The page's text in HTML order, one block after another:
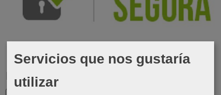
Marcas
Servicios que nos gustaría
utilizar